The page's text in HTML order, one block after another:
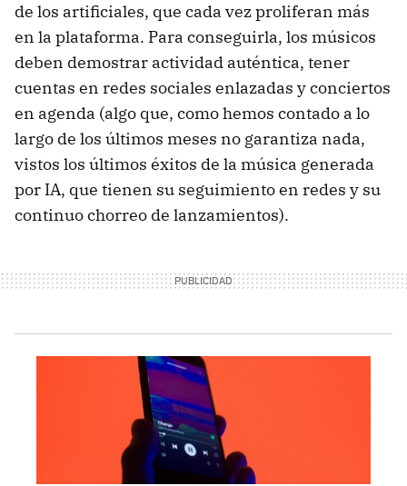
de los artificiales, que cada vez proliferan más
en la plataforma. Para conseguirla, los músicos
deben demostrar actividad auténtica, tener
cuentas en redes sociales enlazadas y conciertos
en agenda (algo que, como hemos contado a lo
largo de los últimos meses no garantiza nada,
vistos los últimos éxitos de la música generada
por IA, que tienen su seguimiento en redes y su
continuo chorreo de lanzamientos).